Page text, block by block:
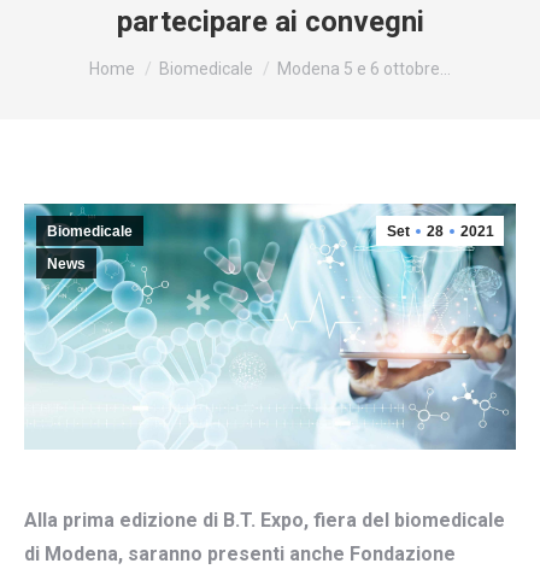
partecipare ai convegni
You are here:
Home Biomedicale Modena 5 e 6 ottobre…
Set 28 2021
Biomedicale
News
Alla prima edizione di B.T. Expo, fiera del biomedicale
di Modena, saranno presenti anche Fondazione